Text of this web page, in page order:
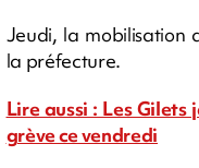
Jeudi, la mobilisation
la préfecture.
Lire aussi : Les
grève ce vendredi